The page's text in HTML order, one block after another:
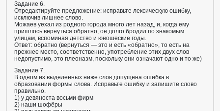
Задание 6.
Отредактируйте предложение: исправьте лексическую ошибку,
исключив лишнее слово.
Можаев уехал из родного города много лет назад, и, когда ему
пришлось вернуться обратно, он долго бродил по знакомым
улицам, вспоминая детство и юношеские годы.
Ответ: обратно (вернуться — это и есть «обратно», то есть на
прежнее место, соответственно, употребление этих двух слов
недопустимо, это плеоназм, поскольку они означают одно и то же)
Задание 7.
В одном из выделенных ниже слов допущена ошибка в
образовании формы слова. Исправьте ошибку и запишите слово
правильно.
1) у девяноста восьми фирм
2) наши шофёры